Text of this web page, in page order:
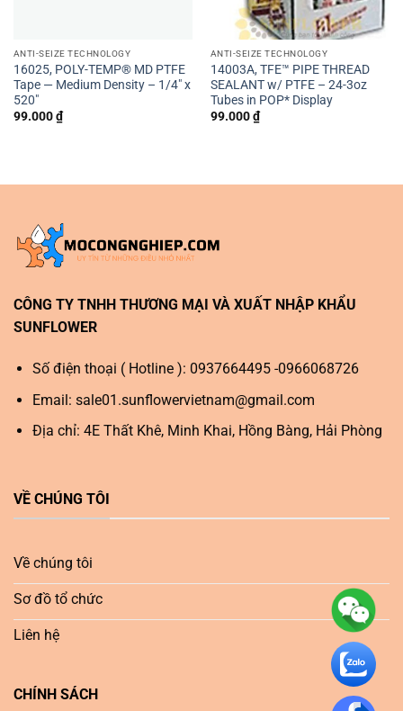
ANTI-SEIZE TECHNOLOGY
16025, POLY-TEMP® MD PTFE
Tape — Medium Density – 1/4″ x
520″
99.000₫
ANTI-SEIZE TECHNOLOGY
14003A, TFE™ PIPE THREAD
SEALANT w/ PTFE – 24-3oz
Tubes in POP* Display
99.000₫
CÔNG TY TNHH THƯƠNG MẠI VÀ XUẤT NHẬP KHẨU
SUNFLOWER
Số điện thoại ( Hotline ): 0937664495 -0966068726
Email: sale01.sunflowervietnam@gmail.com
Địa chỉ: 4E Thất Khê, Minh Khai, Hồng Bàng, Hải Phòng
VỀ CHÚNG TÔI
Về chúng tôi
Sơ đồ tổ chức
Liên hệ
CHÍNH SÁCH